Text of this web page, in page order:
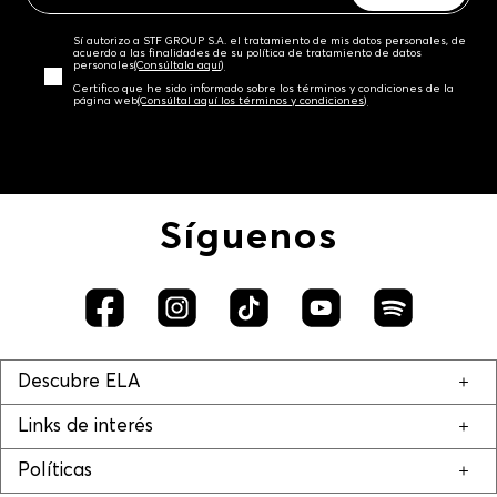
Sí autorizo a STF GROUP S.A. el tratamiento de mis datos personales, de
acuerdo a las finalidades de su política de tratamiento de datos
personales‎(Consúltala aquí)
Certifico que he sido informado sobre los términos y condiciones de la
página web‎(Consúltal aquí los términos y condiciones)
Síguenos
Descubre ELA
Links de interés
Políticas